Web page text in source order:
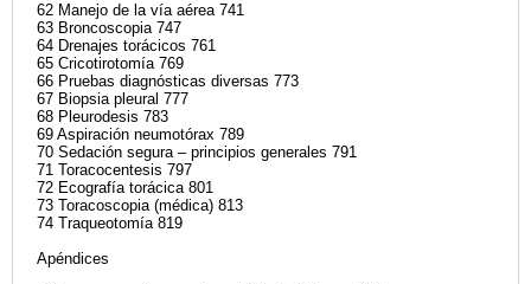
62 Manejo de la vía aérea 741
63 Broncoscopia 747
64 Drenajes torácicos 761
65 Cricotirotomía 769
66 Pruebas diagnósticas diversas 773
67 Biopsia pleural 777
68 Pleurodesis 783
69 Aspiración neumotórax 789
70 Sedación segura – principios generales 791
71 Toracocentesis 797
72 Ecografía torácica 801
73 Toracoscopia (médica) 813
74 Traqueotomía 819
Apéndices